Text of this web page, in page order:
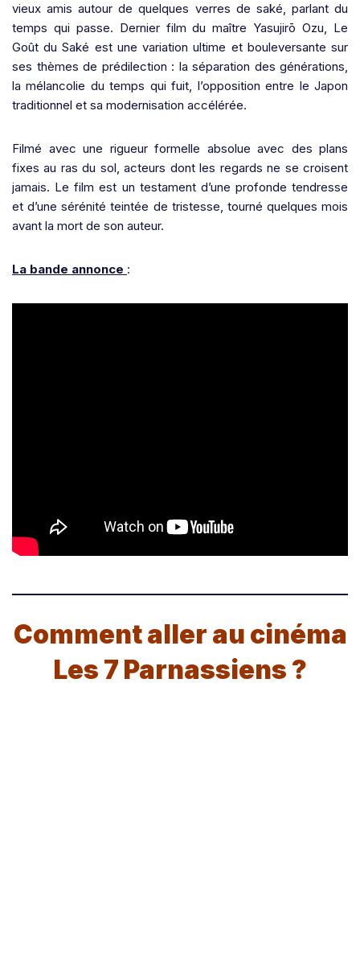
vieux amis autour de quelques verres de saké, parlant du
temps qui passe. Dernier film du maître Yasujirō Ozu, Le
Goût du Saké est une variation ultime et bouleversante sur
ses thèmes de prédilection : la séparation des générations,
la mélancolie du temps qui fuit, l’opposition entre le Japon
traditionnel et sa modernisation accélérée.
Filmé avec une rigueur formelle absolue avec des plans
fixes au ras du sol, acteurs dont les regards ne se croisent
jamais. Le film est un testament d’une profonde tendresse
et d’une sérénité teintée de tristesse, tourné quelques mois
avant la mort de son auteur.
La bande annonce :
Comment aller au cinéma
Les 7 Parnassiens ?